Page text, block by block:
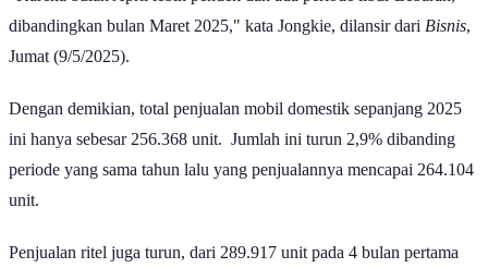
dibandingkan bulan Maret 2025," kata Jongkie, dilansir dari Bisnis,
Jumat (9/5/2025).
Dengan demikian, total penjualan mobil domestik sepanjang 2025
ini hanya sebesar 256.368 unit. Jumlah ini turun 2,9% dibanding
periode yang sama tahun lalu yang penjualannya mencapai 264.104
unit.
Penjualan ritel juga turun, dari 289.917 unit pada 4 bulan pertama